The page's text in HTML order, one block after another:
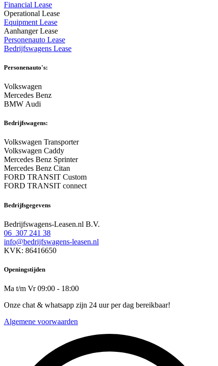
Financial Lease
Operational Lease
Equipment Lease
Aanhanger Lease
Personenauto Lease
Bedrijfswagens Lease
Personenauto's:
Volkswagen
Mercedes Benz
BMW Audi
Bedrijfswagens:
Volkswagen Transporter
Volkswagen Caddy
Mercedes Benz Sprinter
Mercedes Benz Citan
FORD TRANSIT Custom
FORD TRANSIT connect
Bedrijfsgegevens
Bedrijfswagens-Leasen.nl B.V.
06 307 241 38
info@bedrijfswagens-leasen.nl
KVK: 86416650
Openingstijden
Ma t/m Vr 09:00 - 18:00
Onze chat & whatsapp zijn 24 uur per dag bereikbaar!
Algemene voorwaarden